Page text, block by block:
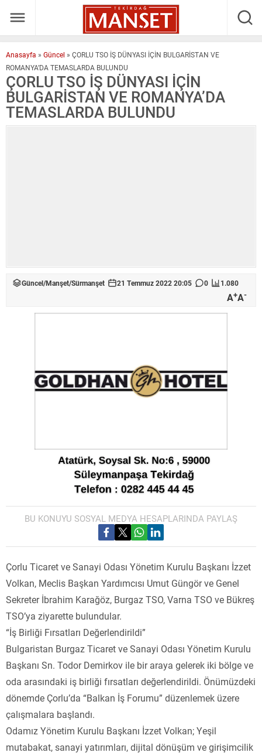
Anasayfa » Güncel » ÇORLU TSO İŞ DÜNYASI İÇİN BULGARİSTAN VE
ROMANYA’DA TEMASLARDA BULUNDU
ÇORLU TSO İŞ DÜNYASI İÇİN
BULGARİSTAN VE ROMANYA’DA
TEMASLARDA BULUNDU
Güncel/Manşet/Sürmanşet 21 Temmuz 2022 20:05 0 1.080
A+A-
BU KONUYU SOSYAL MEDYA HESAPLARINDA PAYLAŞ
Çorlu Ticaret ve Sanayi Odası Yönetim Kurulu Başkanı İzzet
Volkan, Meclis Başkan Yardımcısı Umut Güngör ve Genel
Sekreter İbrahim Karağöz, Burgaz TSO, Varna TSO ve Bükreş
TSO’ya ziyarette bulundular.
“İş Birliği Fırsatları Değerlendirildi”
Bulgaristan Burgaz Ticaret ve Sanayi Odası Yönetim Kurulu
Başkanı Sn. Todor Demirkov ile bir araya gelerek iki bölge ve
oda arasındaki iş birliği fırsatları değerlendirildi. Önümüzdeki
dönemde Çorlu’da “Balkan İş Forumu” düzenlemek üzere
çalışmalara başlandı.
Odamız Yönetim Kurulu Başkanı İzzet Volkan; Yeşil
mutabakat, sanayi yatırımları, dijital dönüşüm ve girişimcilik